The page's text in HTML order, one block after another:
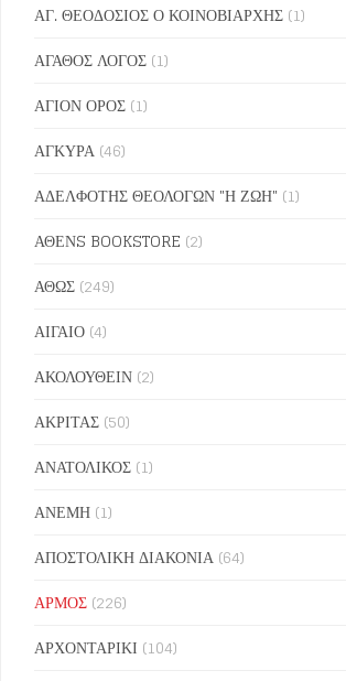
ΑΓ. ΘΕΟΔΟΣΙΟΣ Ο ΚΟΙΝΟΒΙΑΡΧΗΣ (1)
ΑΓΑΘΟΣ ΛΟΓΟΣ (1)
ΑΓΙΟΝ ΟΡΟΣ (1)
ΑΓΚΥΡΑ (46)
ΑΔΕΛΦΟΤΗΣ ΘΕΟΛΟΓΩΝ "Η ΖΩΗ" (1)
ΑΘΕΝS BOOKSTORE (2)
ΑΘΩΣ (249)
ΑΙΓΑΙΟ (4)
ΑΚΟΛΟΥΘΕΙΝ (2)
ΑΚΡΙΤΑΣ (50)
ΑΝΑΤΟΛΙΚΟΣ (1)
ΑΝΕΜΗ (1)
ΑΠΟΣΤΟΛΙΚΗ ΔΙΑΚΟΝΙΑ (64)
ΑΡΜΟΣ (226)
ΑΡΧΟΝΤΑΡΙΚΙ (104)